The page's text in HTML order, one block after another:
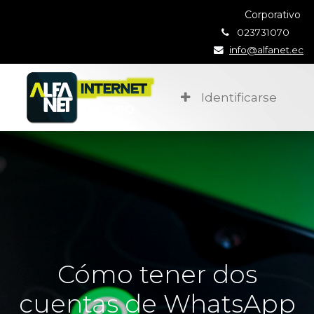
Corporativo
023731070
info@alfanet.ec
Identificarse
Cómo tener dos
cuentas de WhatsApp